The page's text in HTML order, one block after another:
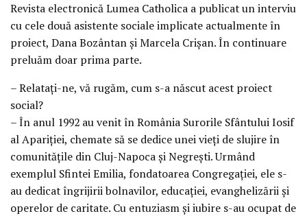
Revista electronică Lumea Catholica a publicat un interviu
cu cele două asistente sociale implicate actualmente în
proiect, Dana Bozântan şi Marcela Crişan. În continuare
preluăm doar prima parte.
– Relataţi-ne, vă rugăm, cum s-a născut acest proiect
social?
– În anul 1992 au venit în România Surorile Sfântului Iosif
al Apariţiei, chemate să se dedice unei vieţi de slujire în
comunităţile din Cluj-Napoca şi Negreşti. Urmând
exemplul Sfintei Emilia, fondatoarea Congregaţiei, ele s-
au dedicat îngrijirii bolnavilor, educaţiei, evanghelizării şi
operelor de caritate. Cu entuziasm şi iubire s-au ocupat de